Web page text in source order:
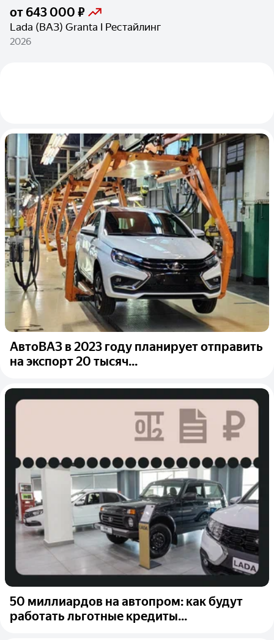
от643 000 ₽
Lada (ВАЗ) Granta I Рестайлинг
2026
АвтоВАЗ в 2023 году планирует отправить
на экспорт 20 тысяч...
50 миллиардов на автопром: как будут
работать льготные кредиты...